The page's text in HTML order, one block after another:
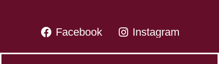
Facebook Instagram